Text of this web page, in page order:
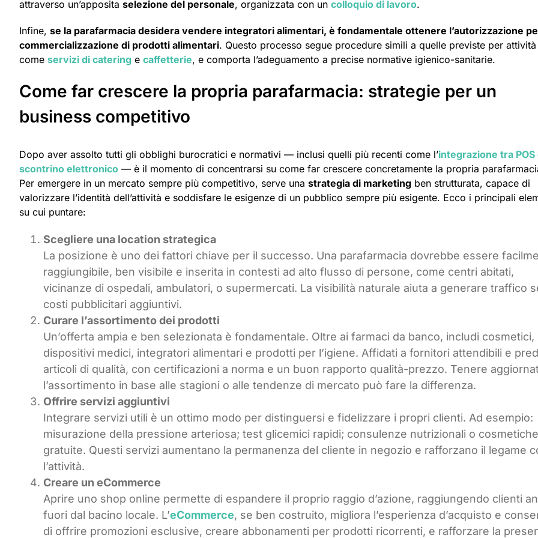
attraverso un’apposita selezione del personale, organizzata con un colloquio di lavoro.
Infine, se la parafarmacia desidera vendere integratori alimentari, è fondamentale ottenere l’autorizzazione
commercializzazione di prodotti alimentari. Questo processo segue procedure simili a quelle previste per attività
come servizi di catering e caffetterie, e comporta l’adeguamento a precise normative igienico-sanitarie.
Come far crescere la propria parafarmacia: strategie per un
business competitivo
Dopo aver assolto tutti gli obblighi burocratici e normativi — inclusi quelli più recenti come l’integrazione tra POS
scontrino elettronico — è il momento di concentrarsi su come far crescere concretamente la propria
Per emergere in un mercato sempre più competitivo, serve una strategia di marketing ben strutturata, capace di
valorizzare l’identità dell’attività e soddisfare le esigenze di un pubblico sempre più esigente. Ecco i principali
su cui puntare:
Scegliere una location strategica
La posizione è uno dei fattori chiave per il successo. Una parafarmacia dovrebbe essere
raggiungibile, ben visibile e inserita in contesti ad alto flusso di persone, come centri abitati,
vicinanze di ospedali, ambulatori, o supermercati. La visibilità naturale aiuta a generare traffico
costi pubblicitari aggiuntivi.
Curare l’assortimento dei prodotti
Un’offerta ampia e ben selezionata è fondamentale. Oltre ai farmaci da banco, includi cosmetici,
dispositivi medici, integratori alimentari e prodotti per l’igiene. Affidati a fornitori attendibili e
articoli di qualità, con certificazioni a norma e un buon rapporto qualità-prezzo. Tenere
l’assortimento in base alle stagioni o alle tendenze di mercato può fare la differenza.
Offrire servizi aggiuntivi
Integrare servizi utili è un ottimo modo per distinguersi e fidelizzare i propri clienti. Ad esempio:
misurazione della pressione arteriosa; test glicemici rapidi; consulenze nutrizionali o cosmetiche
gratuite. Questi servizi aumentano la permanenza del cliente in negozio e rafforzano il legame
l’attività.
Creare un eCommerce
Aprire uno shop online permette di espandere il proprio raggio d’azione, raggiungendo clienti
fuori dal bacino locale. L’eCommerce, se ben costruito, migliora l’esperienza d’acquisto e
di offrire promozioni esclusive, creare abbonamenti per prodotti ricorrenti, e rafforzare la